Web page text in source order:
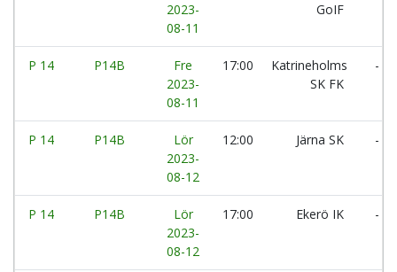
2023-
08-11
GoIF
P 14 P14B
Fre
2023-
08-11
17:00
Katrineholms
SK FK
-
P 14 P14B
Lör
2023-
08-12
12:00 Järna SK -
P 14 P14B
Lör
2023-
08-12
17:00 Ekerö IK -